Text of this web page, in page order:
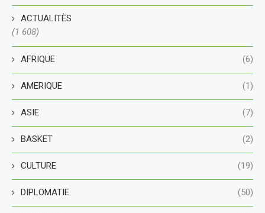
ACTUALITÈS
(1 608)
AFRIQUE (6)
AMERIQUE (1)
ASIE (7)
BASKET (2)
CULTURE (19)
DIPLOMATIE (50)